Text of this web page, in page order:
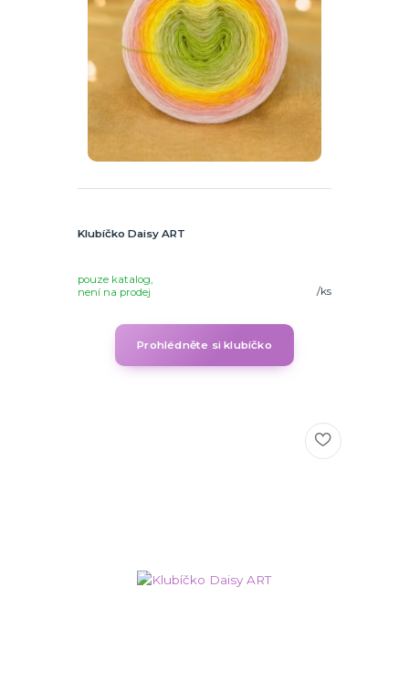
Klubíčko Daisy ART
/ks
pouze katalog,
není na prodej
Prohlédněte si klubíčko